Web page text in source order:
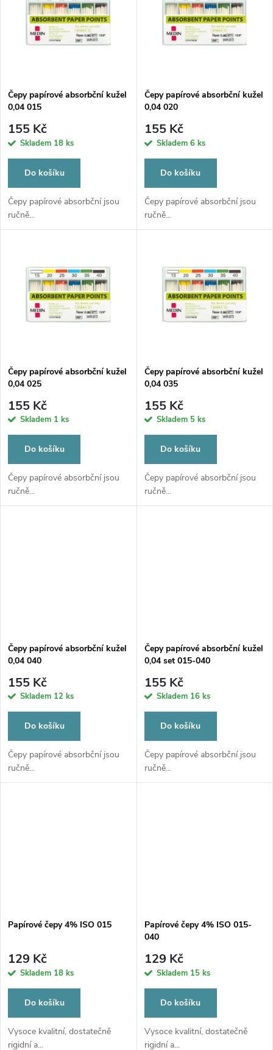
p
r
o
d
u
Abecedně
s
p
r
o
d
u
Čepy papírové absorbční kužel
0,04 015
155 Kč
Skladem 18 ks
Do košíku
Čepy papírové absorbční jsou
ručně...
Čepy papírové absorbční kužel
0,04 020
155 Kč
Skladem 6 ks
Do košíku
Čepy papírové absorbční jsou
ručně...
Čepy papírové absorbční kužel
0,04 025
155 Kč
Skladem 1 ks
Do košíku
Čepy papírové absorbční jsou
ručně...
Čepy papírové absorbční kužel
0,04 035
155 Kč
Skladem 5 ks
Do košíku
Čepy papírové absorbční jsou
ručně...
Čepy papírové absorbční kužel
0,04 040
155 Kč
Skladem 12 ks
Do košíku
Čepy papírové absorbční jsou
ručně...
Čepy papírové absorbční kužel
0,04 set 015-040
155 Kč
Skladem 16 ks
Do košíku
Čepy papírové absorbční jsou
ručně...
Papírové čepy 4% ISO 015
129 Kč
Skladem 18 ks
Do košíku
Vysoce kvalitní, dostatečně
rigidní a...
Papírové čepy 4% ISO 015-
040
129 Kč
Skladem 15 ks
Do košíku
Vysoce kvalitní, dostatečně
rigidní a...